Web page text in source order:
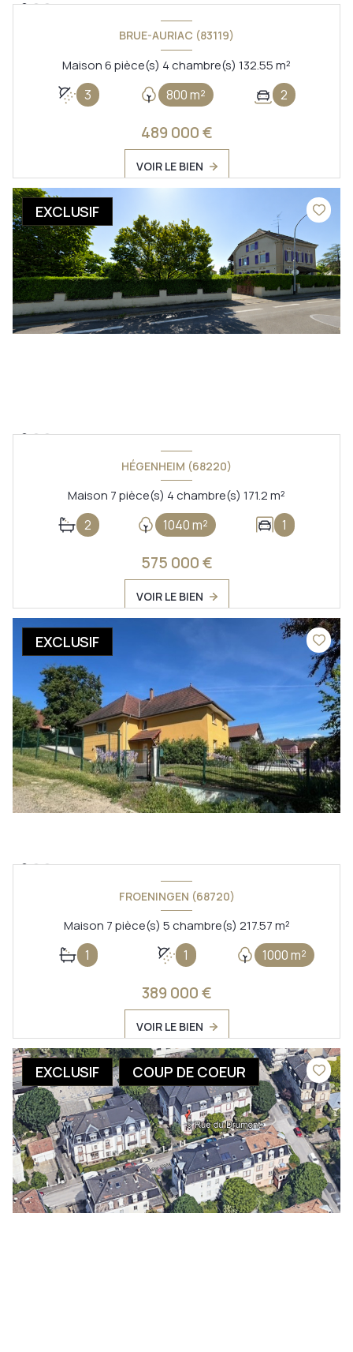
BRUE-AURIAC (83119)
Maison 6 pièce(s) 4 chambre(s) 132.55 m²
3 800 m² 2
489 000 €
VOIR LE BIEN
EXCLUSIF
HÉGENHEIM (68220)
Maison 7 pièce(s) 4 chambre(s) 171.2 m²
2 1040 m² 1
575 000 €
VOIR LE BIEN
EXCLUSIF
FROENINGEN (68720)
Maison 7 pièce(s) 5 chambre(s) 217.57 m²
1 1 1000 m²
389 000 €
VOIR LE BIEN
EXCLUSIF COUP DE COEUR